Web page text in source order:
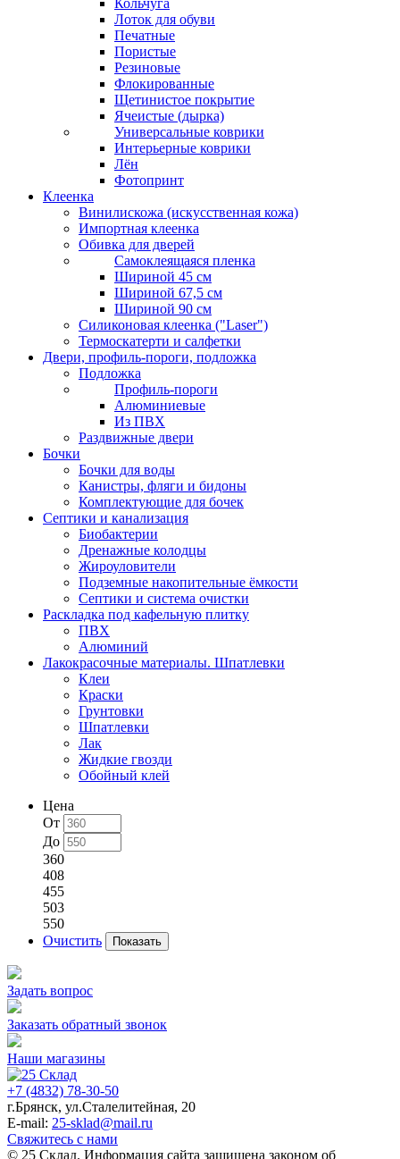
Лоток для обуви
Печатные
Пористые
Резиновые
Флокированные
Щетинистое покрытие
Ячеистые (дырка)
Универсальные коврики
Интерьерные коврики
Лён
Фотопринт
Клеенка
Винилискожа (искусственная кожа)
Импортная клеенка
Обивка для дверей
Самоклеящаяся пленка
Шириной 45 см
Шириной 67,5 см
Шириной 90 см
Силиконовая клеенка ("Laser")
Термоскатерти и салфетки
Двери, профиль-пороги, подложка
Подложка
Профиль-пороги
Алюминиевые
Из ПВХ
Раздвижные двери
Бочки
Бочки для воды
Канистры, фляги и бидоны
Комплектующие для бочек
Септики и канализация
Биобактерии
Дренажные колодцы
Жироуловители
Подземные накопительные ёмкости
Септики и система очистки
Раскладка под кафельную плитку
ПВХ
Алюминий
Лакокрасочные материалы. Шпатлевки
Клеи
Краски
Грунтовки
Шпатлевки
Лак
Жидкие гвозди
Обойный клей
Цена
От
До
360
408
455
503
550
Очистить
Задать вопрос
Заказать обратный звонок
Наши магазины
+7 (4832) 78-30-50
г.Брянск, ул.Сталелитейная, 20
E-mail: 25-sklad@mail.ru
Свяжитесь с нами
© 25 Склад. Информация сайта защищена законом об